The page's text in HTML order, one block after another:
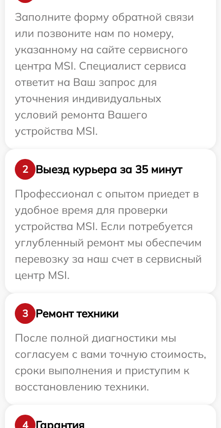
Заполните форму обратной связи
или позвоните нам по номеру,
указанному на сайте сервисного
центра MSI. Специалист сервиса
ответит на Ваш запрос для
уточнения индивидуальных
условий ремонта Вашего
устройства MSI.
2
Выезд курьера за 35 минут
Профессионал с опытом приедет в
удобное время для проверки
устройства MSI. Если потребуется
углубленный ремонт мы обеспечим
перевозку за наш счет в сервисный
центр MSI.
3
Ремонт техники
После полной диагностики мы
согласуем с вами точную стоимость,
сроки выполнения и приступим к
восстановлению техники.
4 Гарантия